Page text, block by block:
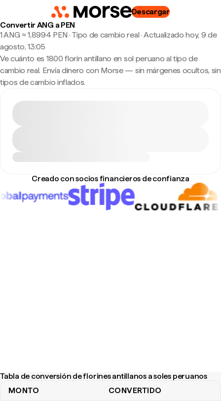
Descargar
Convertir ANG a PEN
1 ANG ≈ 1,8994 PEN · Tipo de cambio real ·Actualizado hoy, 9 de
agosto, 13:05
Ve cuánto es 1800 florín antillano en sol peruano al tipo de
cambio real. Envía dinero con Morse — sin márgenes ocultos, sin
tipos de cambio inflados.
Creado con socios financieros de confianza
Tabla de conversión de florines antillanos a soles peruanos
MONTO CONVERTIDO